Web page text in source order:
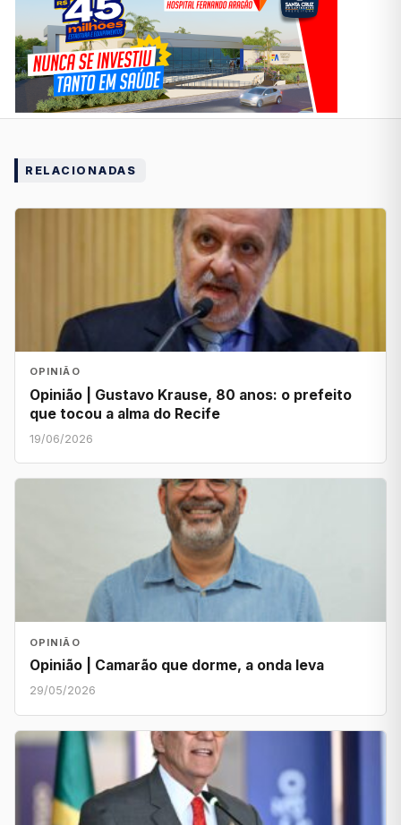
RELACIONADAS
OPINIÃO
Opinião | Gustavo Krause, 80 anos: o prefeito
que tocou a alma do Recife
19/06/2026
OPINIÃO
Opinião | Camarão que dorme, a onda leva
29/05/2026